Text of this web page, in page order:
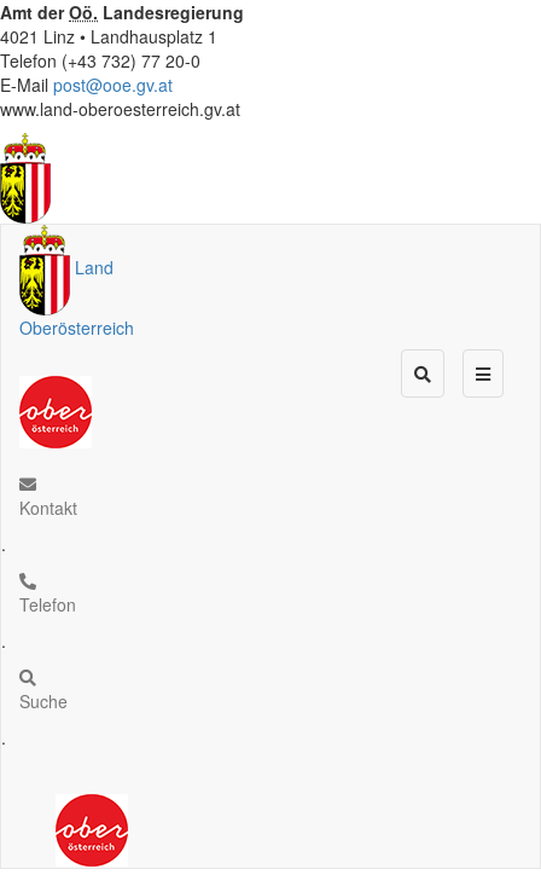
Amt derOö. Landesregierung
4021 Linz • Landhausplatz 1
Telefon (+43 732) 77 20-0
E-Mail post@ooe.gv.at
www.land-oberoesterreich.gv.at
Land
Oberösterreich
Kontakt
.
Telefon
.
Suche
.